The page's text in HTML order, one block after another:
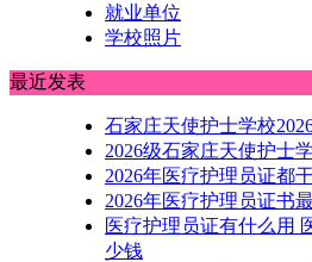
就业单位
学校照片
最近发表
石家庄天使护士学校
2026级石家庄天使护士
2026年医疗护理员证都
2026年医疗护理员证书
医疗护理员证有什么用
少钱